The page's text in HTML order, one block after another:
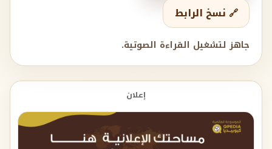
🔗 نسخ الرابط
جاهز لتشغيل القراءة الصوتية.
إعلان